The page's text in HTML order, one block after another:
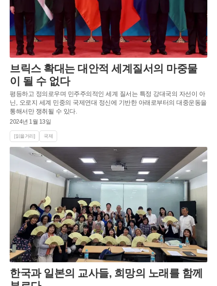
브릭스 확대는 대안적 세계질서의 마중물
이 될 수 없다
평등하고 정의로우며 민주주의적인 세계 질서는 특정 강대국의 자선이 아
닌, 오로지 세계 민중의 국제연대 정신에 기반한 아래로부터의 대중운동을
통해서만 쟁취될 수 있다.
2024년 1월 13일
[읽을거리] 국제
한국과 일본의 교사들, 희망의 노래를 함께